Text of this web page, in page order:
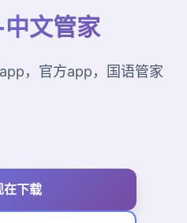
文管家
，官方app，国语管家
在下载